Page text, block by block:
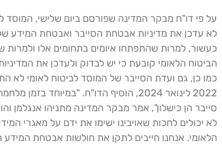
על פי דו"ח מבקר המדינה שפורסם ביום שלישי, המוסד
לא עדכן את מדיניות אבטחת הסייבר ואבטחת המידע
כעשור, למרות שהתפתחו איומים בתחומים אלו ולמרות
הביטוח הלאומי קובעת כי יש לבדוק ולעדכן את
כמו כן, גם ועדת הסייבר של המוסד לביטוח לאומי לא
2022 לינואר 2024, הוסיף הדו"ח. "במיוחד בזמן
סייבר הן כישלון", אמר מבקר המדינה מתניהו אנגלמן
לא יכולים לחכות שאויבינו ישימו את ידם על מאגרי
הלאומי. אנחנו חייבים לתקן את חולשות אבטחת המידע